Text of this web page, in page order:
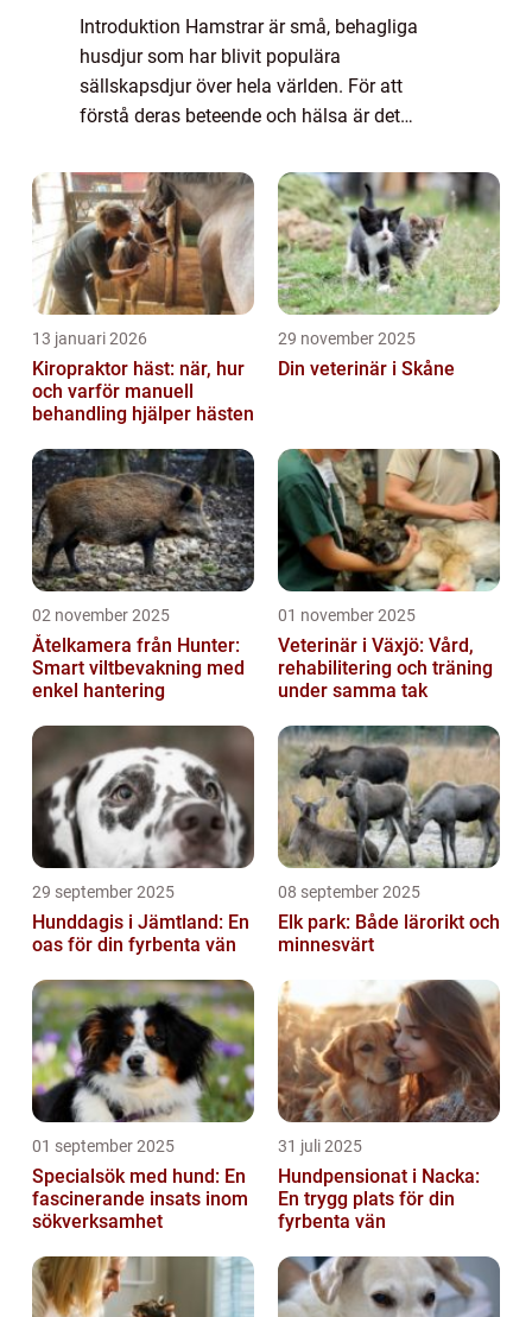
Introduktion Hamstrar är små, behagliga
husdjur som har blivit populära
sällskapsdjur över hela världen. För att
förstå deras beteende och hälsa är det
artikel kommer vi att ge en grundlig översikt
av ̶...
13 januari 2026
Kiropraktor häst: när, hur
och varför manuell
behandling hjälper hästen
29 november 2025
Din veterinär i Skåne
02 november 2025
Åtelkamera från Hunter:
Smart viltbevakning med
enkel hantering
01 november 2025
Veterinär i Växjö: Vård,
rehabilitering och träning
under samma tak
29 september 2025
Hunddagis i Jämtland: En
oas för din fyrbenta vän
08 september 2025
Elk park: Både lärorikt och
minnesvärt
01 september 2025
Specialsök med hund: En
fascinerande insats inom
sökverksamhet
31 juli 2025
Hundpensionat i Nacka:
En trygg plats för din
fyrbenta vän